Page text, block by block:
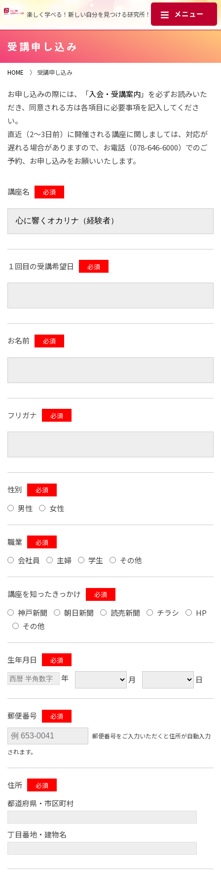
楽しく学べる！新しい自分を見つける研究所！
受講申し込み
HOME 〉 受講申し込み
お申し込みの際には、「入会・受講案内」を必ずお読みいた
だき、同意される方は各項目に必要事項を記入してくださ
い。
直近（2～3日前）に開催される講座に関しましては、対応が
遅れる場合がありますので、お電話（078-646-6000）でのご
予約、お申し込みをお願いいたします。
講座名 必須
１回目の受講希望日 必須
お名前 必須
フリガナ 必須
性別 必須
男性 女性
職業 必須
会社員 主婦 学生 その他
講座を知ったきっかけ 必須
神戸新聞 朝日新聞 読売新聞 チラシ
HP
その他
生年月日 必須
年 月 日
郵便番号 必須
郵便番号をご入力いただくと住所が自動入力
されます。
住所 必須
都道府県・市区町村
丁目番地・建物名